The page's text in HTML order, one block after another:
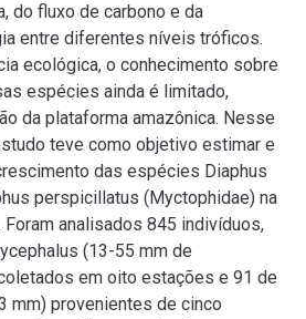
do fluxo de carbono e da
entre diferentes níveis tróficos.
ecológica, o conhecimento sobre
espécies ainda é limitado,
da plataforma amazônica. Nesse
teve como objetivo estimar e
das espécies Diaphus
perspicillatus (Myctophidae) na
analisados 845 indivíduos,
(13-55 mm de
em oito estações e 91 de
mm) provenientes de cinco